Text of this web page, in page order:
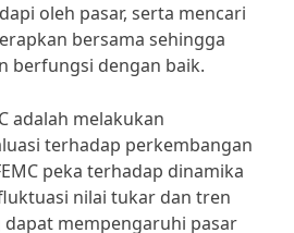
oleh pasar, serta mencari
bersama sehingga
berfungsi dengan baik.
adalah melakukan
terhadap perkembangan
peka terhadap dinamika
nilai tukar dan tren
mempengaruhi pasar